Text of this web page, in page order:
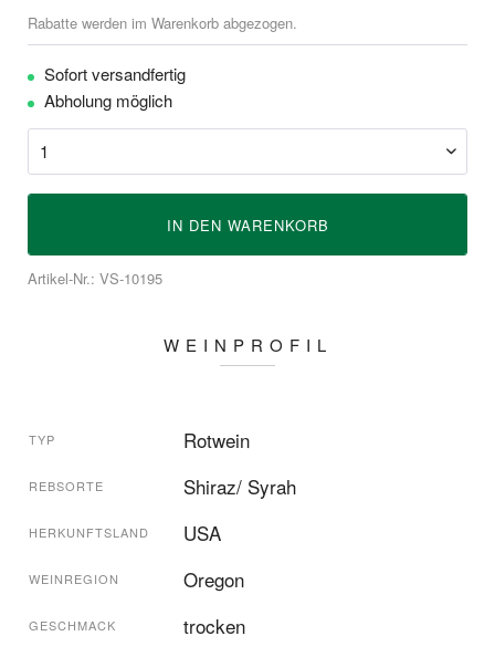
Rabatte werden im Warenkorb abgezogen.
Sofort versandfertig
Abholung möglich
IN DEN WARENKORB
Artikel-Nr.: VS-10195
WEINPROFIL
TYP Rotwein
REBSORTE Shiraz/ Syrah
HERKUNFTSLAND USA
WEINREGION Oregon
GESCHMACK trocken